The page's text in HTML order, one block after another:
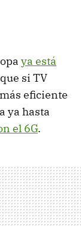
ya está
si TV
eficiente
ya hasta
el 6G.